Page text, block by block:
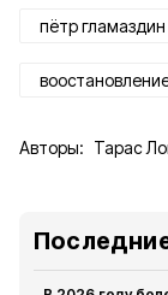
пётр гламаздин
Авторы: Тарас